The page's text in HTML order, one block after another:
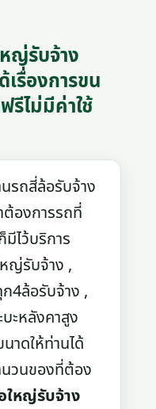
ญ่รับจ้าง
รื่องการขน
รีไม่มีค่าใช้
ถสี่ล้อรับจ้าง
ต้องการรถที่
มีไว้บริการ
ญ่รับจ้าง ,
4ล้อรับจ้าง ,
ะหลังคาสูง
าดให้ท่านได้
นวนของที่ต้อง
ใหญ่รับจ้าง